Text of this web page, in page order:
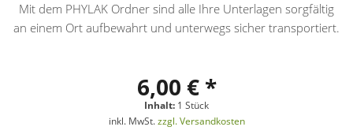
Mit dem PHYLAK Ordner sind alle Ihre Unterlagen sorgfältig
an einem Ort aufbewahrt und unterwegs sicher transportiert.
6,00 € *
Inhalt: 1 Stück
inkl. MwSt.zzgl. Versandkosten